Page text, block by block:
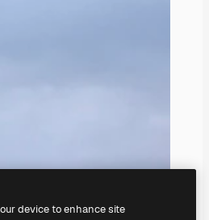
device to enhance site